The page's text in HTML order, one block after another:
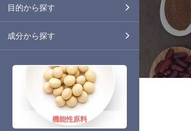
目的から探す
成分から探す
機能性原料